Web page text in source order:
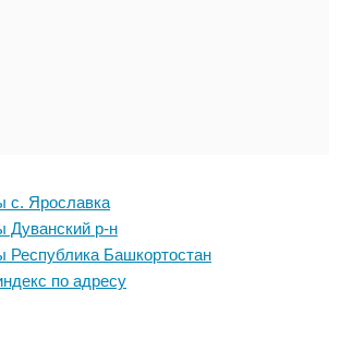
с. Ярославка
Дуванский р-н
Республика Башкортостан
по адресу